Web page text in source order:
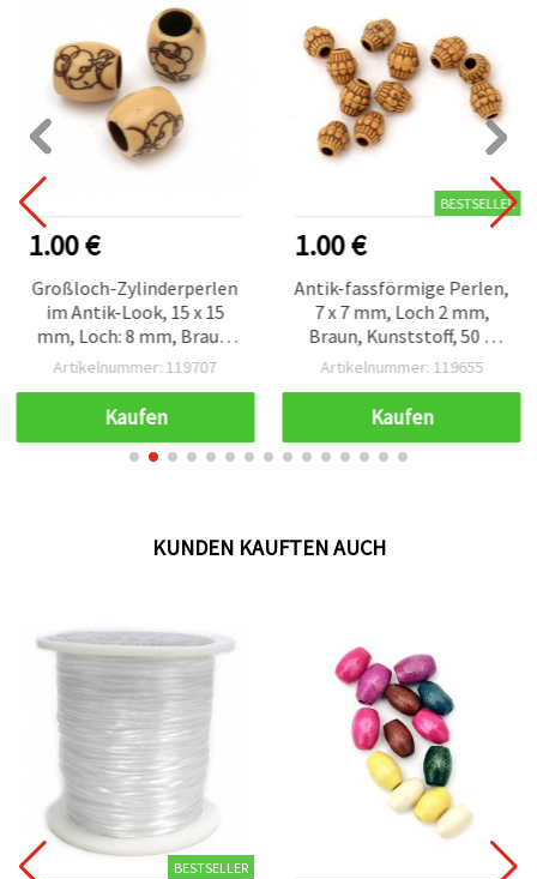
1.00 €
Großloch-Zylinderperlen
im Antik-Look, 15 x 15
mm, Loch: 8 mm, Braun,
50 g (ca. 31 Stk.)
Artikelnummer: 119707
Kaufen
BESTSELLER
1.00 €
Antik-fassförmige Perlen,
7 x 7 mm, Loch 2 mm,
Braun, Kunststoff, 50 g
(ca. 340 Stk.)
Artikelnummer: 119655
Kaufen
KUNDEN KAUFTEN AUCH
BESTSELLER